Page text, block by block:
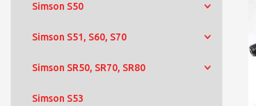
Simson S50
Simson S51, S60, S70
Simson SR50, SR70, SR80
Simson S53